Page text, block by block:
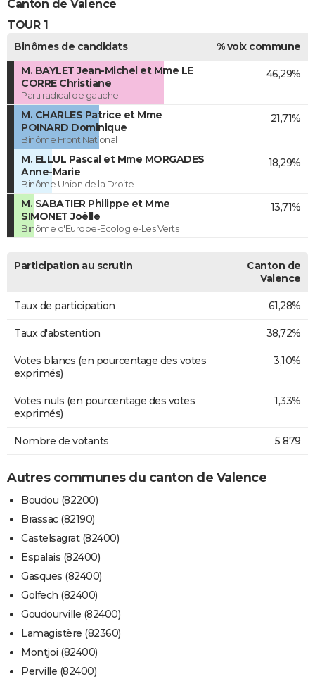
Canton de Valence
TOUR 1
Binômes de candidats
% voix commune
M. BAYLET Jean-Michel et Mme LE
CORRE Christiane
Parti radical de gauche
46,29%
M. CHARLES Patrice et Mme
POINARD Dominique
Binôme Front National
21,71%
M. ELLUL Pascal et Mme MORGADES
Anne-Marie
Binôme Union de la Droite
18,29%
M. SABATIER Philippe et Mme
SIMONET Joëlle
Binôme d'Europe-Ecologie-Les Verts
13,71%
Participation au scrutin
Canton de
Valence
Taux de participation 61,28%
Taux d'abstention 38,72%
Votes blancs (en pourcentage des votes
exprimés)
3,10%
Votes nuls (en pourcentage des votes
exprimés)
1,33%
Nombre de votants 5 879
Autres communes du canton de Valence
Boudou (82200)
Brassac (82190)
Castelsagrat (82400)
Espalais (82400)
Gasques (82400)
Golfech (82400)
Goudourville (82400)
Lamagistère (82360)
Montjoi (82400)
Perville (82400)